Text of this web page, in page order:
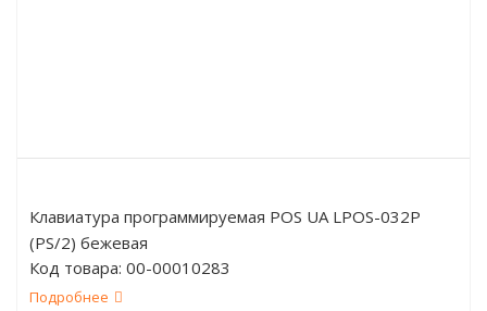
Клавиатура программируемая POS UA LPOS-032P
(PS/2) бежевая
Код товара: 00-00010283
Подробнее